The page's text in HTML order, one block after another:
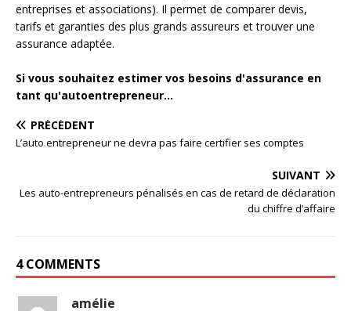
entreprises et associations). Il permet de comparer devis,
tarifs et garanties des plus grands assureurs et trouver une
assurance adaptée.
Si vous souhaitez estimer vos besoins d'assurance en
tant qu'autoentrepreneur...
PRÉCÉDENT
L’auto entrepreneur ne devra pas faire certifier ses comptes
SUIVANT
Les auto-entrepreneurs pénalisés en cas de retard de déclaration
du chiffre d’affaire
4 COMMENTS
amélie